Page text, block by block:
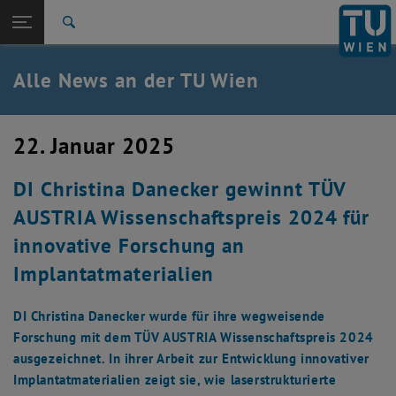
TU Login
Quicklinks
Quicklinks-Menü umschalten
Studium
Karriere
Zurück: Subseiten von TU Wien Startseite auflisten
Zurück zur letzten Ebene:
TU Wien Startseite
Übersicht
Alle News an der TU Wien
22. Januar 2025
DI Christina Danecker gewinnt TÜV
AUSTRIA Wissenschaftspreis 2024 für
innovative Forschung an
Implantatmaterialien
DI Christina Danecker wurde für ihre wegweisende
Forschung mit dem TÜV AUSTRIA Wissenschaftspreis 2024
ausgezeichnet. In ihrer Arbeit zur Entwicklung innovativer
Implantatmaterialien zeigt sie, wie laserstrukturierte